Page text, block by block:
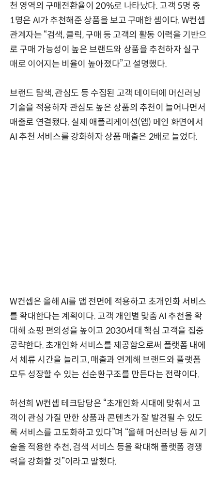
천 영역의 구매전환율이 20%로 나타났다. 고객 5명 중
1명은 AI가 추천해준 상품을 보고 구매한 셈이다. W컨셉
관계자는 “검색, 클릭, 구매 등 고객의 활동 이력을 기반으
로 구매 가능성이 높은 브랜드와 상품을 추천하자 실구
매로 이어지는 비율이 높아졌다”고 설명했다.
브랜드 탐색, 관심도 등 수집된 고객 데이터에 머신러닝
기술을 적용하자 관심도 높은 상품의 추천이 늘어나면서
매출로 연결됐다. 실제 애플리케이션(앱) 메인 화면에서
AI 추천 서비스를 강화하자 상품 매출은 2배로 늘었다.
W컨셉은 올해 AI를 앱 전면에 적용하고 초개인화 서비스
를 확대한다는 계획이다. 고객 개인별 맞춤 AI 추천을 확
대해 쇼핑 편의성을 높이고 2030세대 핵심 고객을 집중
공략한다. 초개인화 서비스를 제공함으로써 플랫폼 내에
서 체류 시간을 늘리고, 매출과 연계해 브랜드와 플랫폼
모두 성장할 수 있는 선순환구조를 만든다는 전략이다.
허선희 W컨셉 테크담당은 “초개인화 시대에 맞춰서 고
객이 관심 가질 만한 상품과 콘텐츠가 잘 발견될 수 있도
록 서비스를 고도화하고 있다”며 “올해 머신러닝 등 AI 기
술을 적용한 추천, 검색 서비스 등을 확대해 플랫폼 경쟁
력을 강화할 것”이라고 말했다.